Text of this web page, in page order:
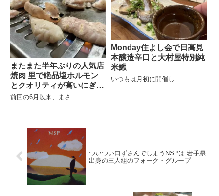
またまた半年ぶりの人気店
焼肉 里で絶品塩ホルモン
とクオリティが高いにぎり
寿司
前回の6月以来、まさ...
Monday住よし会で日高見
本醸造辛口と大村屋特別純
米鰍
いつもは月初に開催し...
ついつい口ずさんでしまうNSPは 岩手県
出身の三人組のフォーク・グループ